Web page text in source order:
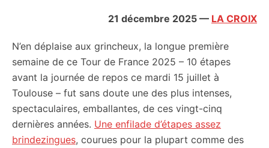
citoyennes
21 décembre 2025 — LA CROIX
N’en déplaise aux grincheux, la longue première
semaine de ce Tour de France 2025 – 10 étapes
avant la journée de repos ce mardi 15 juillet à
Toulouse – fut sans doute une des plus intenses,
spectaculaires, emballantes, de ces vingt-cinq
dernières années. Une enfilade d’étapes assez
brindezingues, courues pour la plupart comme des